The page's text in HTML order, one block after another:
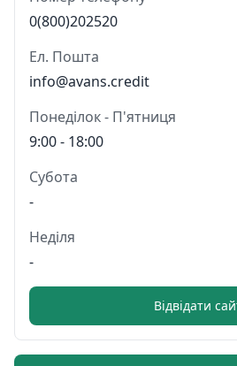
0(800)202520
Ел. Пошта
info@avans.credit
Понеділок - П'ятниця
9:00 - 18:00
Субота
-
Неділя
-
Відвідати